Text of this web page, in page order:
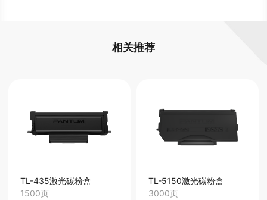
相关推荐
TL-435激光碳粉盒
1500页
TL-5150激光碳粉盒
3000页